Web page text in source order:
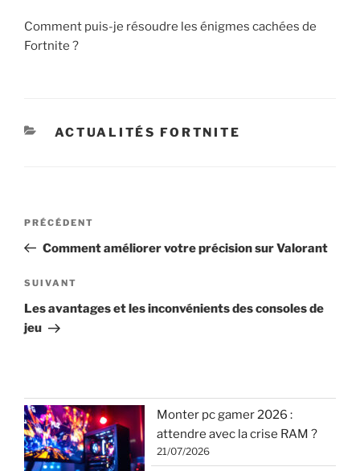
Comment puis-je résoudre les énigmes cachées de
Fortnite ?
CATÉGORIES
ACTUALITÉS FORTNITE
Navigation
l’article
Article
précédent
PRÉCÉDENT
Comment améliorer votre précision sur Valorant
Article
suivant
SUIVANT
Les avantages et les inconvénients des consoles de
jeu
Monter pc gamer 2026 :
attendre avec la crise RAM ?
21/07/2026